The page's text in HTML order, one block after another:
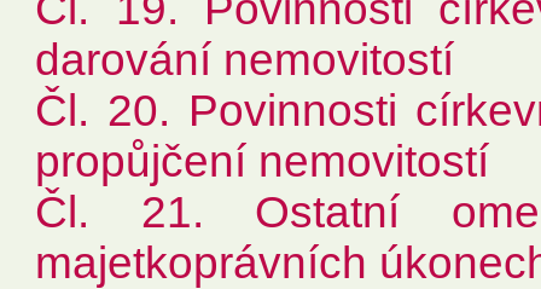
darování nemovitostí
Čl. 20. Povinnosti
propůjčení nemovitostí
Čl. 21. Ostatní
majetkoprávních